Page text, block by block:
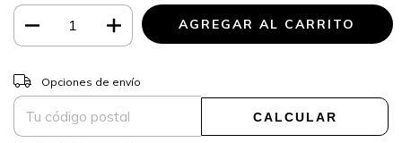
Entregas para el CP:
Opciones de envío
CALCULAR